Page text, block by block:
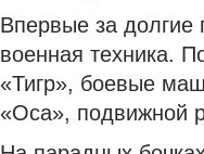
Впервые за
военная техника.
«Тигр», боевые
«Оса», подвижной